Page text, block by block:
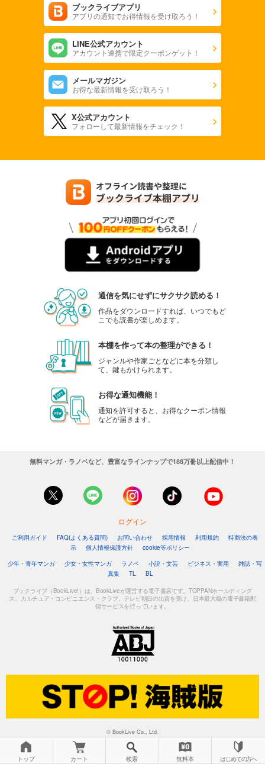
ブックライブアプリ
アプリの通知でお得情報を受け取ろう！
LINE公式アカウント
アカウント連携で限定クーポンゲット！
メールマガジン
お得な最新情報を受け取ろう！
X公式アカウント
フォローして最新情報をチェック！
通信を気にせずにサクサク読める！
作品をダウンロードすれば、いつでもど
こでも読書が楽しめます。
本棚を作って本の整理ができる！
ジャンルや作家ごとなどに本を分類し
て、鍵もかけられます。
お得な通知機能！
通知を許可すると、お得なクーポン情報
などが届きます。
無料マンガ・ラノベなど、豊富なラインナップで188万冊以上配信中！
ログイン
ご利用ガイド FAQ(よくある質問) お問い合わせ 採用情報 利用規約
特商法の表
示
個人情報保護方針
cookie等ポリシー
少年・青年マンガ
少女・女性マンガ ラノベ 小説・文芸 ビジネス・実用
雑誌・写
真集
TL BL
ブックライブ（BookLive!）は、BookLiveが運営する電子書店です。TOPPANホールディング
ス、カルチュア・コンビニエンス・クラブ、テレビ朝日の出資を受け、日本最大級の電子書籍配
信サービスを行っています。
© BookLive Co., Ltd.
トップ カート 検索 無料本 はじめての方へ